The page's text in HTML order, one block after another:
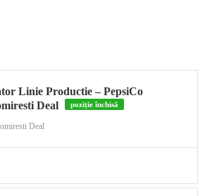
Linie Productie – PepsiCo
Deal
poziție închisă
Deal